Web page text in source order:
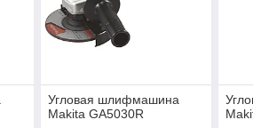
Угловая шлифмашина
Makita GA5030R